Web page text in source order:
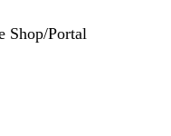
Shop/Portal